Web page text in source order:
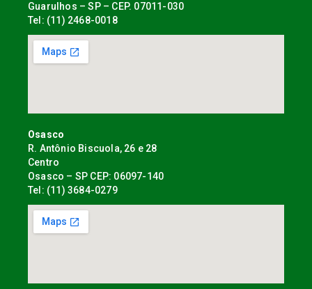
Guarulhos – SP – CEP. 07011-030
Tel: (11) 2468-0018
Osasco
R. Antônio Biscuola, 26 e 28
Centro
Osasco – SP CEP: 06097-140
Tel: (11) 3684-0279